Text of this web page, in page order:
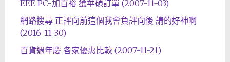
EEE PC-加百裕 獲華碩訂單 (2007-11-03)
網路搜尋 正評向前這個我會負評向後 講的好神啊
(2016-11-30)
百貨週年慶 各家優惠比較 (2007-11-21)